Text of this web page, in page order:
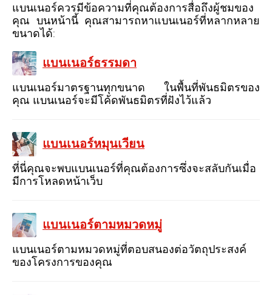
แบนเนอร์ควรมีข้อความที่คุณต้องการสื่อถึงผู้ชมของ
คุณ บนหน้านี้ คุณสามารถหาแบนเนอร์ที่หลากหลาย
ขนาดได้:
แบนเนอร์ธรรมดา
แบนเนอร์มาตรฐานทุกขนาด ในพื้นที่พันธมิตรของ
คุณ แบนเนอร์จะมีโค้ดพันธมิตรที่ฝังไว้แล้ว
แบนเนอร์หมุนเวียน
ที่นี่คุณจะพบแบนเนอร์ที่คุณต้องการซึ่งจะสลับกันเมื่อ
มีการโหลดหน้าเว็บ
แบนเนอร์ตามหมวดหมู่
แบนเนอร์ตามหมวดหมู่ที่ตอบสนองต่อวัตถุประสงค์
ของโครงการของคุณ